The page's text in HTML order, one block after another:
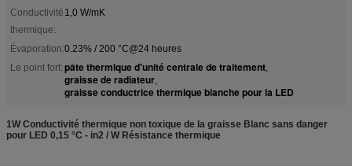
Conductivité
thermique:
1,0 W/mK
Évaporation:0.23% / 200 °C@24 heures
Le point fort: pâte thermique d'unité centrale de traitement,
graisse de radiateur,
graisse conductrice thermique blanche pour la LED
1W Conductivité thermique non toxique de la graisse Blanc sans danger
pour LED 0,15 °C - in2 / W Résistance thermique